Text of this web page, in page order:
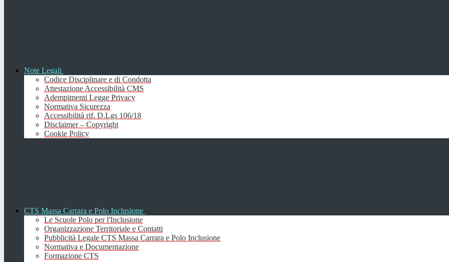
Note Legali
Codice Disciplinare e di Condotta
Attestazione Accessibilità CMS
Adempimenti Legge Privacy
Normativa Sicurezza
Accessibilità rif. D.Lgs 106/18
Disclaimer – Copyright
Cookie Policy
CTS Massa Carrara e Polo Inclusione
Le Scuole Polo per l'Inclusione
Organizzazione Territoriale e Contatti
Pubblicità Legale CTS Massa Carrara e Polo Inclusione
Normativa e Documentazione
Formazione CTS